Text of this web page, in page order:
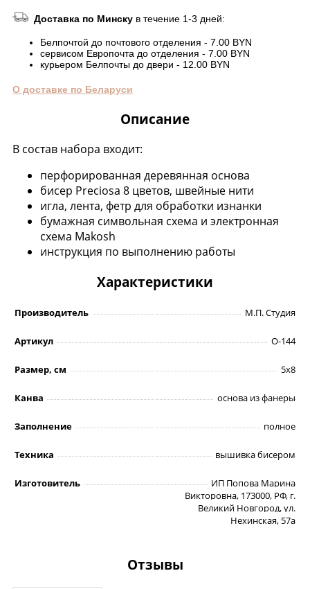
Доставка по Минску в течение 1-3 дней:
Белпочтой до почтового отделения - 7.00 BYN
сервисом Европочта до отделения - 7.00 BYN
курьером Белпочты до двери - 12.00 BYN
О доставке по Беларуси
Описание
В состав набора входит:
перфорированная деревянная основа
бисер Preciosa 8 цветов, швейные нити
игла, лента, фетр для обработки изнанки
бумажная символьная схема и электронная
схема Makosh
инструкция по выполнению работы
Характеристики
Производитель М.П. Студия
Артикул О-144
Размер, см 5х8
Канва основа из фанеры
Заполнение полное
Техника вышивка бисером
Изготовитель
ИП Попова Марина
Викторовна, 173000, РФ, г.
Великий Новгород, ул.
Нехинская, 57а
Отзывы